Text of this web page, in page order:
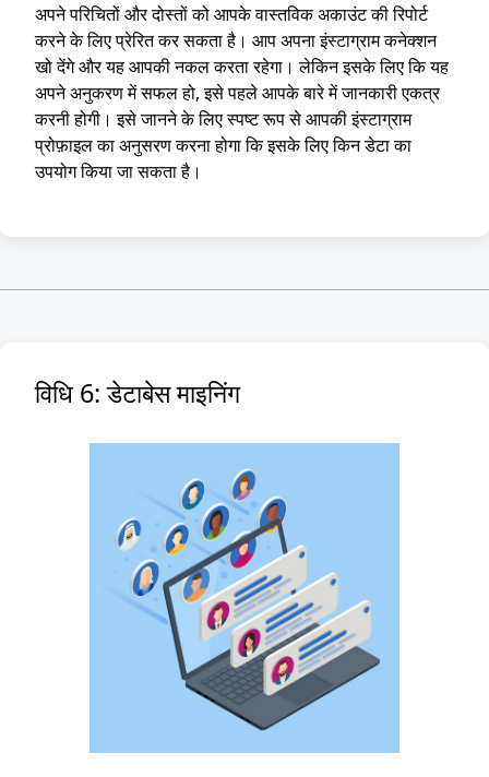
अपने परिचितों और दोस्तों को आपके वास्तविक अकाउंट की रिपोर्ट
करने के लिए प्रेरित कर सकता है। आप अपना इंस्टाग्राम कनेक्शन
खो देंगे और यह आपकी नकल करता रहेगा। लेकिन इसके लिए कि यह
अपने अनुकरण में सफल हो, इसे पहले आपके बारे में जानकारी एकत्र
करनी होगी। इसे जानने के लिए स्पष्ट रूप से आपकी इंस्टाग्राम
प्रोफ़ाइल का अनुसरण करना होगा कि इसके लिए किन डेटा का
उपयोग किया जा सकता है।
विधि 6: डेटाबेस माइनिंग